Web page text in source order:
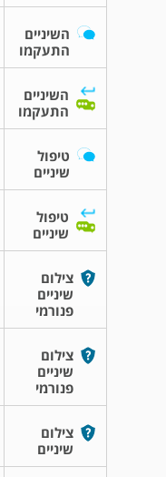
השיניים
התעקמו
השיניים
התעקמו
טיפול
שיניים
טיפול
שיניים
צילום
שיניים
פנורמי
צילום
שיניים
פנורמי
צילום
שיניים